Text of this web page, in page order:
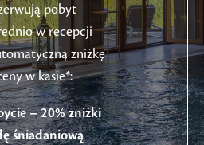
pobyt
w recepcji
zniżkę
w kasie*:
– 20% zniżki
śniadaniową